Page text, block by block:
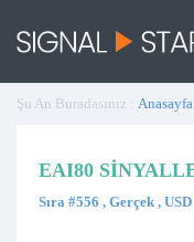
Şu An Buradasınız : Anasayfa
EAI80
Sıra #556 , Gerçek ,